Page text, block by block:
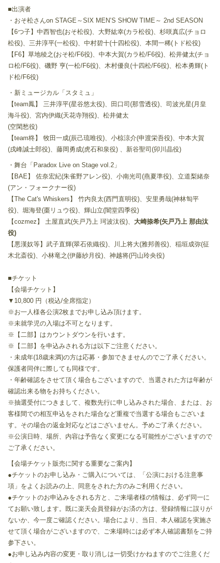
■出演者
・おそ松さんon STAGE～SIX MEN’S SHOW TIME～ 2nd SEASON
【6つ子】中西智也(おそ松役)、大野紘幸(カラ松役)、杉咲真広(チョロ
松役)、三井淳平(一松役)、中村碧十(十四松役)、本間一稀(トド松役)
【F6】草地稜之(おそ松/F6役)、中本大賀(カラ松/F6役)、松井健太(チョ
ロ松/F6役)、磯野 亨(一松/F6役)、木村優良(十四松/F6役)、松本勇輝(ト
ド松/F6役)
・新ミュージカル「スタミュ」
【team鳳】 三井淳平(星谷悠太役)、田口司(那雪透役)、司波光星(月皇
海斗役)、宮内伊織(天花寺翔役)、松井健太
(空閑愁役)
【team柊】 牧田一成(辰己琉唯役)、小椋涼介(申渡栄吾役)、中本大賀
(戌峰誠士郎役)、藤岡勇成(虎石和泉役) 、新谷聖司(卯川晶役)
・舞台「Paradox Live on Stage vol.2」
【BAE】 佐奈宏紀(朱雀野アレン役)、小南光司(燕夏準役)、立道梨緒奈
(アン・フォークナー役)
【The Cat's Whiskers】 竹内良太(西門直明役)、安里勇哉(神林匋平
役)、堀海登(棗リュウ役)、輝山立(闇堂四季役)
【cozmez】 土屋直武(矢戸乃上 珂波汰役)、 大崎捺希(矢戸乃上 那由汰
役)
【悪漢奴等】武子直輝(翠石依織役)、川上将大(雅邦善役)、稲垣成弥(征
木北斎役)、小林竜之(伊藤紗月役)、神越将(円山玲央役)
■チケット
【会場チケット】
▼10,800 円（税込/全席指定）
※お一人様各公演2枚までお申し込み頂けます。
※未就学児の入場は不可となります。
※【二部】はカウントダウンを行います。
※【二部】を申込みされる方は以下ご注意ください。
・未成年(18歳未満)の方は応募・参加できませんのでご了承ください。
保護者同伴に際しても同様です。
・年齢確認をさせて頂く場合もございますので、当選された方は年齢が
確認出来る物をお持ちください。
※抽選受付につきまして、複数先行に申し込みされた場合、または、お
客様間での相互申込をされた場合など重複で当選する場合もございま
す。その場合の返金対応などはございません。予めご了承ください。
※公演日時、場所、内容は予告なく変更になる可能性がございますので
ご了承ください。
【会場チケット販売に関する重要なご案内】
●チケットのお申し込み・ご購入については、「公演における注意事
項」をよくお読みの上、同意をされた方のみご利用ください。
●チケットのお申込みをされる方と、ご来場者様の情報は、必ず同一に
てお願い致します。既に楽天会員登録がお済の方は、登録情報に誤りが
ないか、今一度ご確認ください。場合により、当日、本人確認を実施さ
せて頂く場合がございますので、ご来場時には必ず本人確認書類をご持
参下さい。
●お申し込み内容の変更・取り消しは一切受けかねますのでご注意くだ